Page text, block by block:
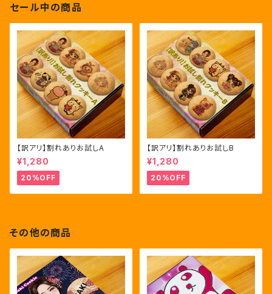
セール中の商品
【訳アリ】割れありお試しA
¥1,280
20%OFF
【訳アリ】割れありお試しB
¥1,280
20%OFF
その他の商品